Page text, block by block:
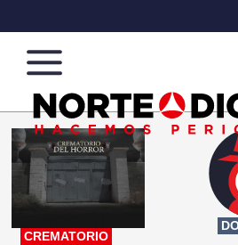
Norte
de
Ciudad
Más
que
noticias,
hacemos periodismo
CREMATORIO